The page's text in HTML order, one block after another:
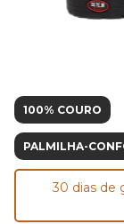
100% COURO
PALMILHA-
30 dias de